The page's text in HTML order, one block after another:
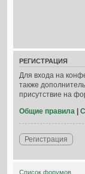
РЕГИСТРАЦИЯ
Для входа на
также
присутствие на
Общие правила |
Регистрация
Список форумов